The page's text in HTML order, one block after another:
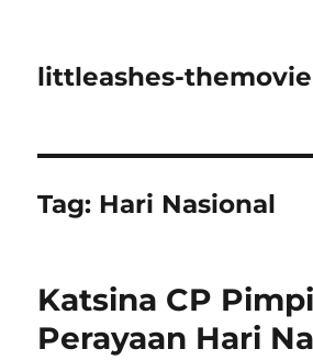
littleashes-themovie
Tag: Hari Nasional
Katsina CP
Perayaan Hari